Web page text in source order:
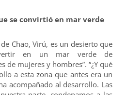
se convirtió en mar verde
Chao, Virú, es un desierto que
en un mar verde de
de mujeres y hombres”. “¿Y qué
a esta zona que antes era un
acompañado al desarrollo. Las